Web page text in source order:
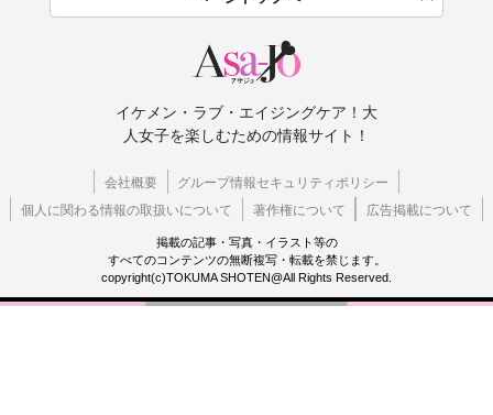
イケメン・ラブ・エイジングケア！大
人女子を楽しむための情報サイト！
会社概要
グループ情報セキュリティポリシー
個人に関わる情報の取扱いについて
著作権について 広告掲載について
掲載の記事・写真・イラスト等の
すべてのコンテンツの無断複写・転載を禁じます。
copyright(c)TOKUMA SHOTEN@All Rights Reserved.